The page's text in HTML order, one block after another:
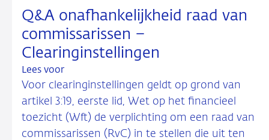
Q&A onafhankelijkheid raad van
commissarissen –
Clearinginstellingen
Lees voor
Voor clearinginstellingen geldt op grond van
artikel 3:19, eerste lid, Wet op het financieel
toezicht (Wft) de verplichting om een raad van
commissarissen (RvC) in te stellen die uit ten